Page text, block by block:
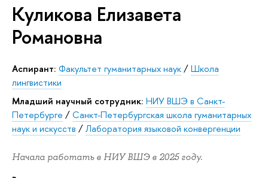
Куликова Елизавета
Романовна
аспирант: Факультет гуманитарных наук/Школа
лингвистики
Младший научный сотрудник: НИУ ВШЭ в Санкт-
Петербурге /Санкт-Петербургская школа гуманитарных
наук и искусств /Лаборатория языковой конвергенции
Начала работать в НИУ ВШЭ в 2025 году.